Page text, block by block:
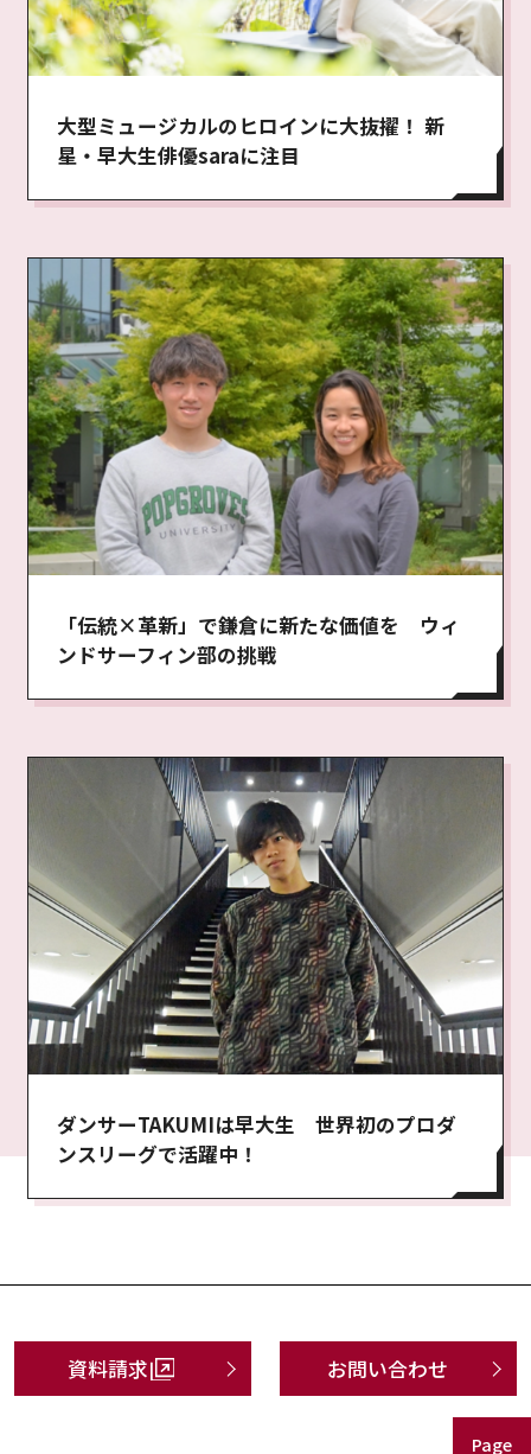
大型ミュージカルのヒロインに大抜擢！ 新
星・早大生俳優saraに注目
「伝統×革新」で鎌倉に新たな価値を ウィ
ンドサーフィン部の挑戦
ダンサーTAKUMIは早大生 世界初のプロダ
ンスリーグで活躍中！
資料請求 お問い合わせ
Page